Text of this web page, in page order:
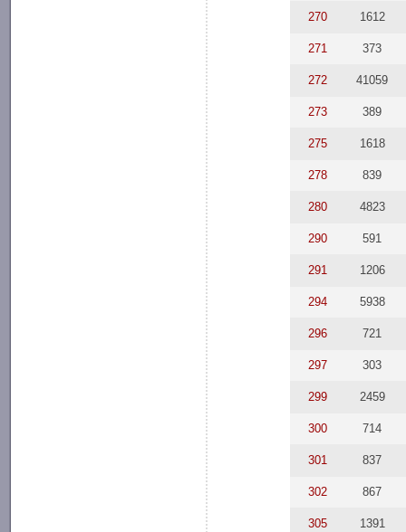
270 1612
271 373
272 41059
273 389
275 1618
278 839
280 4823
290 591
291 1206
294 5938
296 721
297 303
299 2459
300 714
301 837
302 867
305 1391